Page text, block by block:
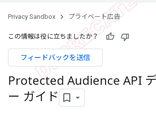
Privacy Sandbox プライベート広告
この情報は役に立ちましたか？
フィードバックを送信
Protected Audience API
ー ガイド